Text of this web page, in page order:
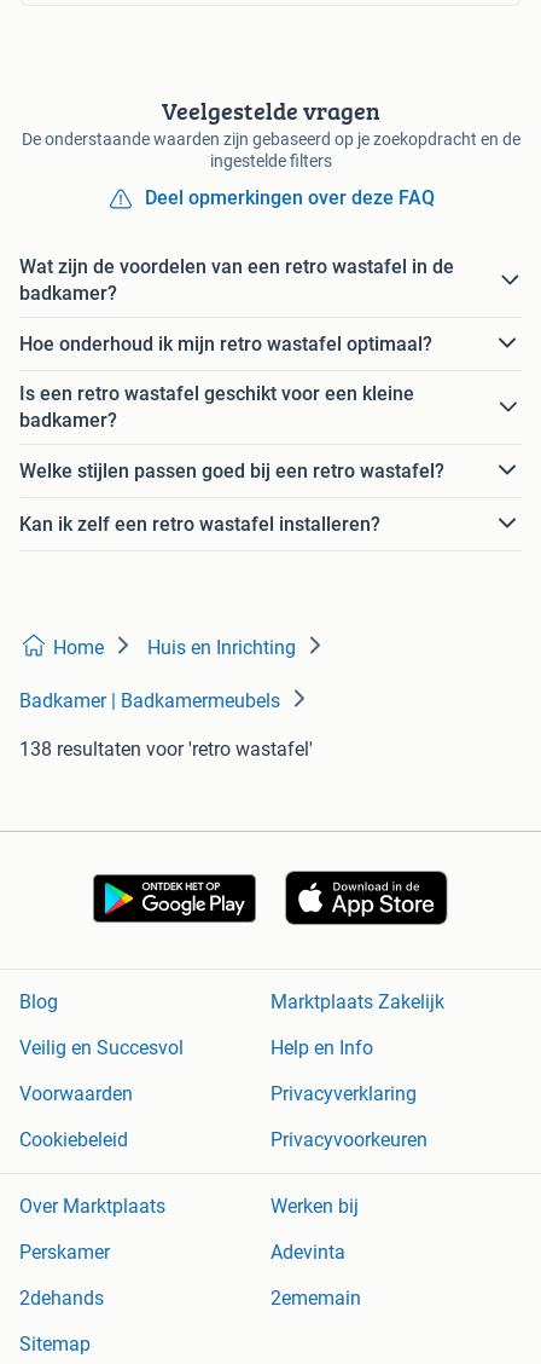
Veelgestelde vragen
De onderstaande waarden zijn gebaseerd op je zoekopdracht en de
ingestelde filters
Deel opmerkingen over deze FAQ
Wat zijn de voordelen van een retro wastafel in de
badkamer?
Hoe onderhoud ik mijn retro wastafel optimaal?
Is een retro wastafel geschikt voor een kleine
badkamer?
Welke stijlen passen goed bij een retro wastafel?
Kan ik zelf een retro wastafel installeren?
Home Huis en Inrichting
Badkamer | Badkamermeubels
138 resultaten voor 'retro wastafel'
Blog
Marktplaats Zakelijk
Veilig en Succesvol
Help en Info
Voorwaarden
Privacyverklaring
Cookiebeleid
Privacyvoorkeuren
Over Marktplaats
Werken bij
Perskamer
Adevinta
2dehands
2ememain
Sitemap